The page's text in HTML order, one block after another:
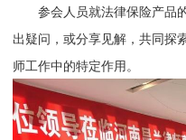
参会人员就法律保险产品
出疑问，或分享见解，共同探
师工作中的特定作用。